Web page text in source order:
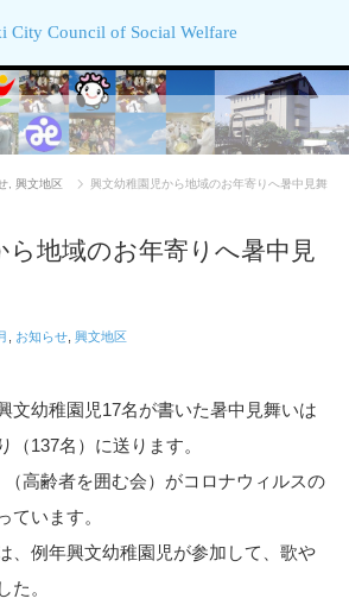
City Council of Social Welfare
興文地区
興文幼稚園児から地域のお年寄りへ暑中見舞
ら地域のお年寄りへ暑中見
お知らせ 興文地区
文幼稚園児17名が書いた暑中見舞いは
（137名）に送ります。
高齢者を囲む会）がコロナウィルスの
ています。
、例年興文幼稚園児が参加して、歌や
た。